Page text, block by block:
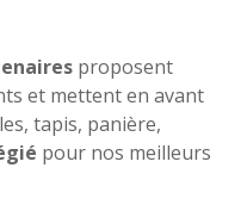
proposent
et mettent en avant
tapis, panière,
pour nos meilleurs